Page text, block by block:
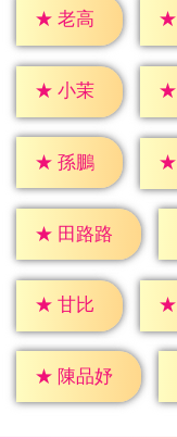
★ 老高 ★
★ 小茉 ★
★ 孫鵬 ★
★ 田路路
★ 甘比 ★
★ 陳品妤